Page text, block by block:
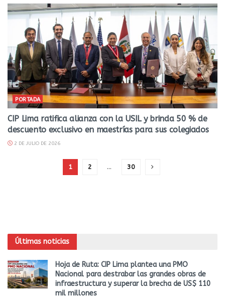
PORTADA
CIP Lima ratifica alianza con la USIL y brinda 50 % de
descuento exclusivo en maestrías para sus colegiados
2 DE JULIO DE 2026
1 2 … 30
Últimas noticias
Hoja de Ruta: CIP Lima plantea una PMO
Nacional para destrabar las grandes obras de
infraestructura y superar la brecha de US$ 110
mil millones